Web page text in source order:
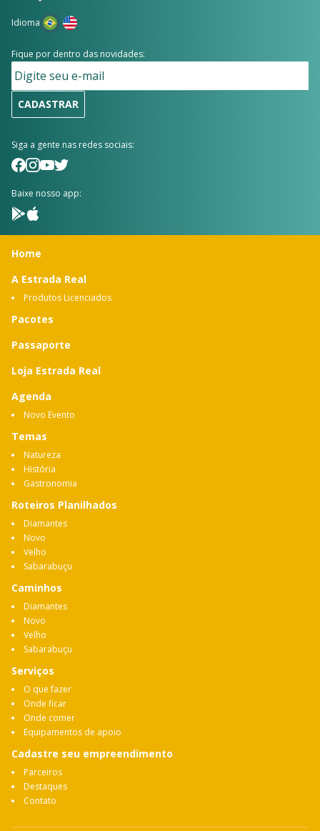
Idioma
Fique por dentro das novidades:
CADASTRAR
Siga a gente nas redes sociais:
Baixe nosso app:
Home
A Estrada Real
Produtos Licenciados
Pacotes
Passaporte
Loja Estrada Real
Agenda
Novo Evento
Temas
Natureza
História
Gastronomia
Roteiros Planilhados
Diamantes
Novo
Velho
Sabarabuçu
Caminhos
Diamantes
Novo
Velho
Sabarabuçu
Serviços
O que fazer
Onde ficar
Onde comer
Equipamentos de apoio
Cadastre seu empreendimento
Parceiros
Destaques
Contato